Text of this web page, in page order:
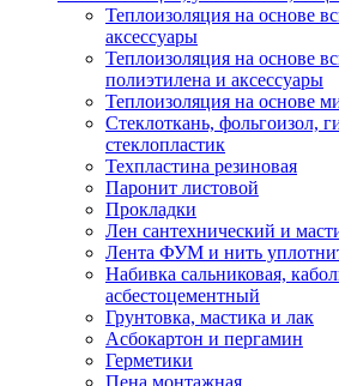
Теплоизоляция на основе
аксессуары
Теплоизоляция на основе
полиэтилена и аксессуары
Теплоизоляция на основе
Стеклоткань, фольгоизол,
стеклопластик
Техпластина резиновая
Паронит листовой
Прокладки
Лен сантехнический и
Лента ФУМ и нить
Набивка сальниковая,
асбестоцементный
Грунтовка, мастика и лак
Асбокартон и пергамин
Герметики
Пена монтажная